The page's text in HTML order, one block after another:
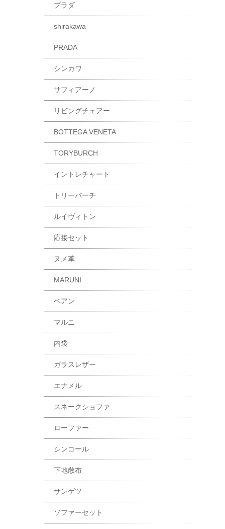
プラダ
shirakawa
PRADA
シンカワ
サフィアーノ
リビングチェアー
BOTTEGA VENETA
TORYBURCH
イントレチャート
トリーバーチ
ルイヴィトン
応接セット
ヌメ革
MARUNI
ベアン
マルニ
内袋
ガラスレザー
エナメル
スネークショファ
ローファー
シンコール
下地散布
サンゲツ
ソファーセット